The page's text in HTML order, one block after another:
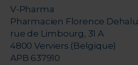
V-Pharma
Pharmacien Florence Dehalu
rue de Limbourg, 31 A
4800 Verviers (Belgique)
APB 637910